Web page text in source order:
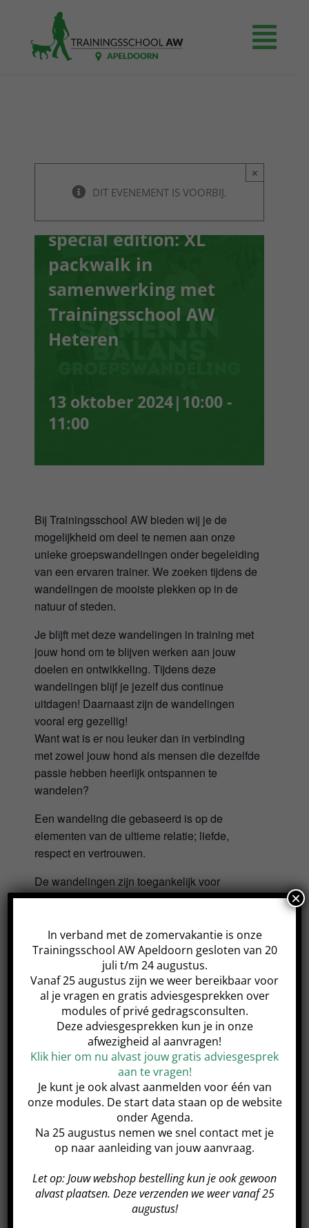
inhoud
Webshop
Mijn Account
Registreren
×
DIT EVENEMENT IS VOORBIJ.
Samen in Balans-
Groepswandeling
special edition: XL
packwalk in
samenwerking met
Trainingsschool AW
Heteren
13 oktober 2024|10:00-
11:00
Bij Trainingsschool AW bieden wij je de
mogelijkheid om deel te nemen aan onze
unieke groepswandelingen onder begeleiding
van een ervaren trainer. We zoeken tijdens de
wandelingen de mooiste plekken op in de
natuur of steden.
Je blijft met deze wandelingen in training met
jouw hond om te blijven werken aan jouw
doelen en ontwikkeling. Tijdens deze
wandelingen blijf je jezelf dus continue
uitdagen! Daarnaast zijn de wandelingen
vooral erg gezellig!
Want wat is er nou leuker dan in verbinding
met zowel jouw hond als mensen die dezelfde
passie hebben heerlijk ontspannen te
wandelen?
Een wandeling die gebaseerd is op de
elementen van de ultieme relatie; liefde,
respect en vertrouwen.
De wandelingen zijn toegankelijk voor
iedereen die de ‘Samen in Balans basis 1 en
stap met je hond’ module hebben afgerond bij
een Trainingsschool AW.
Strippenkaart 5 strippen: € 125,-
Strippenkaart 10 strippen: € 200,-
*Strippenkaart met 5 strippen is 6 maanden geldig
*Strippenkaart met 10 strippen is 12 maanden geldig
Share This Event!
In verband met de zomervakantie is onze
Trainingsschool AW Apeldoorn gesloten van 20
juli t/m 24 augustus.
Vanaf 25 augustus zijn we weer bereikbaar voor
al je vragen en gratis adviesgesprekken over
modules of privé gedragsconsulten.
Deze adviesgesprekken kun je in onze
afwezigheid al aanvragen!
Klik hier om nu alvast jouw gratis adviesgesprek
aan te vragen!
Je kunt je ook alvast aanmelden voor één van
onze modules. De start data staan op de website
onder Agenda.
Na 25 augustus nemen we snel contact met je
op naar aanleiding van jouw aanvraag.
Let op: Jouw webshop bestelling kun je ook gewoon
alvast plaatsen. Deze verzenden we weer vanaf 25
augustus!
×